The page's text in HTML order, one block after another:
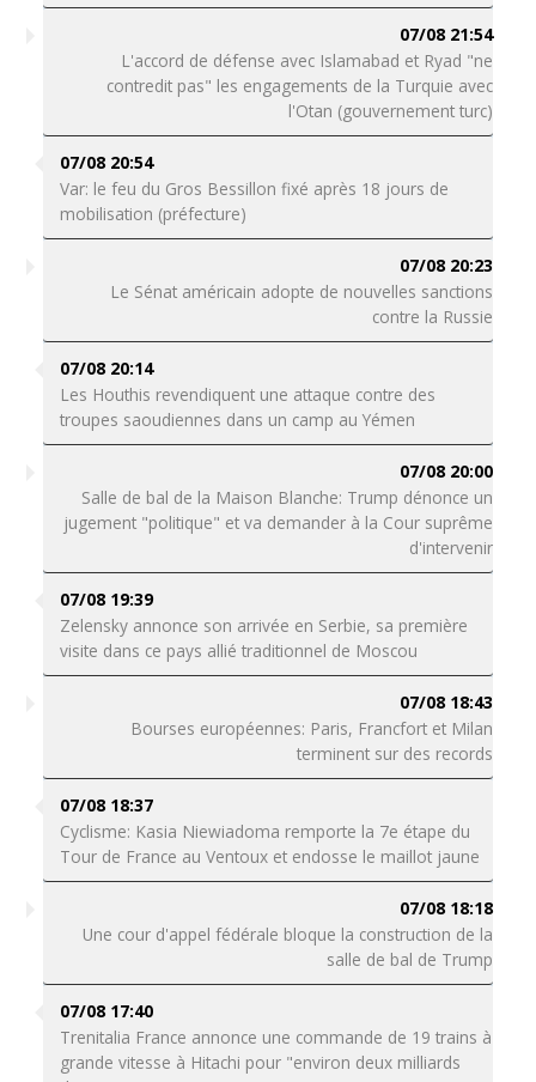
07/08 21:54
L'accord de défense avec Islamabad et Ryad "ne
contredit pas" les engagements de la Turquie avec
l'Otan (gouvernement turc)
07/08 20:54
Var: le feu du Gros Bessillon fixé après 18 jours de
mobilisation (préfecture)
07/08 20:23
Le Sénat américain adopte de nouvelles sanctions
contre la Russie
07/08 20:14
Les Houthis revendiquent une attaque contre des
troupes saoudiennes dans un camp au Yémen
07/08 20:00
Salle de bal de la Maison Blanche: Trump dénonce un
jugement "politique" et va demander à la Cour suprême
d'intervenir
07/08 19:39
Zelensky annonce son arrivée en Serbie, sa première
visite dans ce pays allié traditionnel de Moscou
07/08 18:43
Bourses européennes: Paris, Francfort et Milan
terminent sur des records
07/08 18:37
Cyclisme: Kasia Niewiadoma remporte la 7e étape du
Tour de France au Ventoux et endosse le maillot jaune
07/08 18:18
Une cour d'appel fédérale bloque la construction de la
salle de bal de Trump
07/08 17:40
Trenitalia France annonce une commande de 19 trains à
grande vitesse à Hitachi pour "environ deux milliards